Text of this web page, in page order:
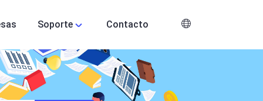
Soporte Contacto